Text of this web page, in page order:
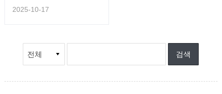
2025-10-17